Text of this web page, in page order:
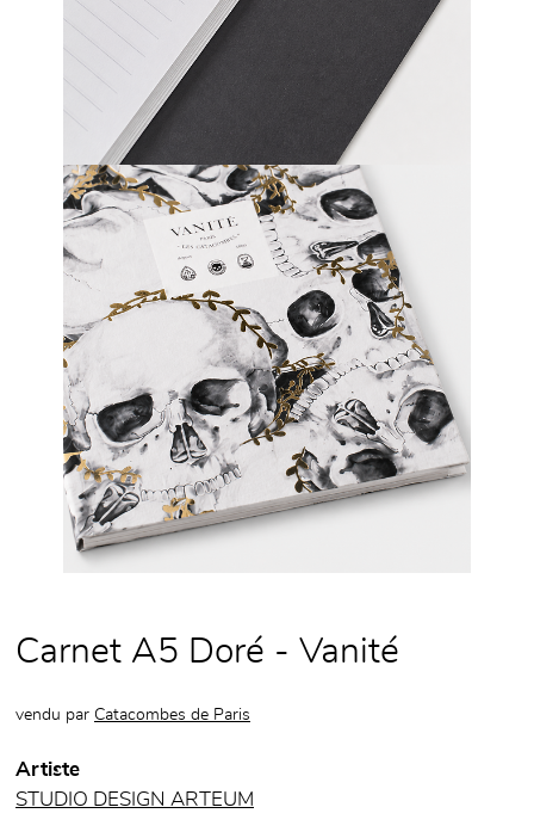
Carnet A5 Doré - Vanité
vendu par Catacombes de Paris
Artiste
STUDIO DESIGN ARTEUM